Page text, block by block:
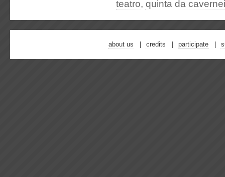
teatro, quinta da
about us credits participate